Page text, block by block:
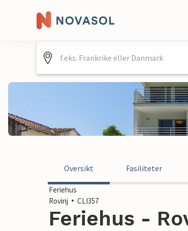
Oversikt Fasiliteter
Feriehus
Rovinj
CLI357
Feriehus -